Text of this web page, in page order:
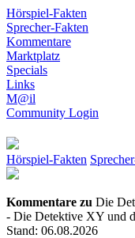
Hörspiel-Fakten
Sprecher-Fakten
Kommentare
Marktplatz
Specials
Links
M@il
Community Login
Hörspiel-Fakten
Kommentare zu Die
- Die Detektive XY und
Stand: 06.08.2026